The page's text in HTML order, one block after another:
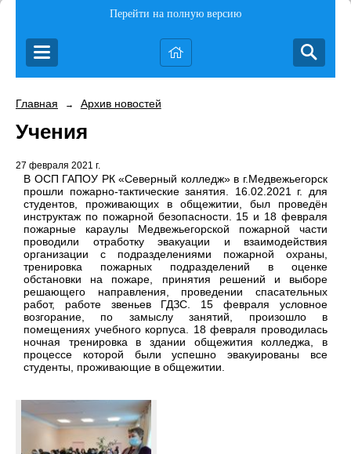
Перейти на полную версию
Главная → Архив новостей
Учения
27 февраля 2021 г.
В ОСП ГАПОУ РК «Северный колледж» в г.Медвежьегорск
прошли пожарно-тактические занятия. 16.02.2021 г. для
студентов, проживающих в общежитии, был проведён
инструктаж по пожарной безопасности. 15 и 18 февраля
пожарные караулы Медвежьегорской пожарной части
проводили отработку эвакуации и взаимодействия
организации с подразделениями пожарной охраны,
тренировка пожарных подразделений в оценке
обстановки на пожаре, принятия решений и выборе
решающего направления, проведении спасательных
работ, работе звеньев ГДЗС. 15 февраля условное
возгорание, по замыслу занятий, произошло в
помещениях учебного корпуса. 18 февраля проводилась
ночная тренировка в здании общежития колледжа, в
процессе которой были успешно эвакуированы все
студенты, проживающие в общежитии.